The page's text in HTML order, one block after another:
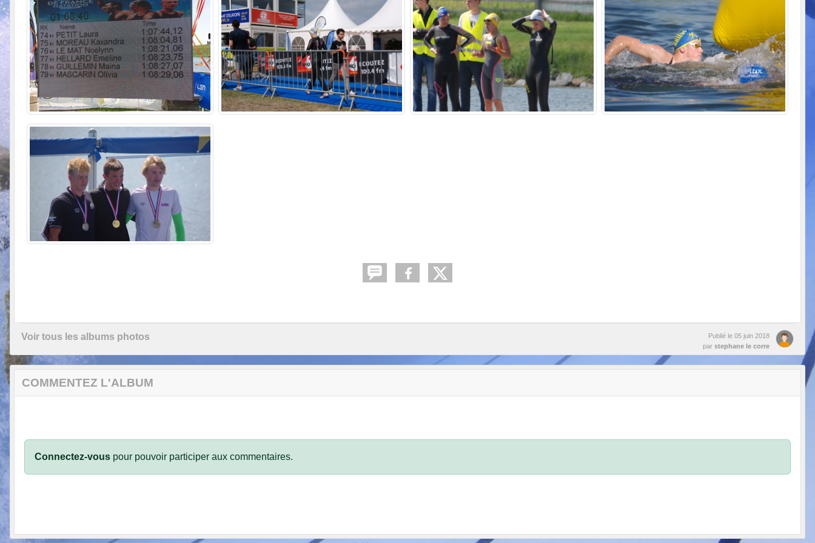
Voir tous les albums photos Publié le 05 juin 2018
par stephane le corre
COMMENTEZ L'ALBUM
Connectez-vous pour pouvoir participer aux commentaires.